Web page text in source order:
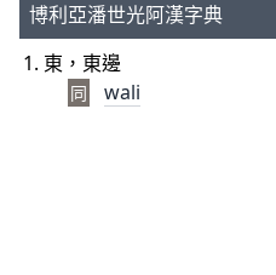
博利亞潘世光阿漢字典
東，東邊
同 wali